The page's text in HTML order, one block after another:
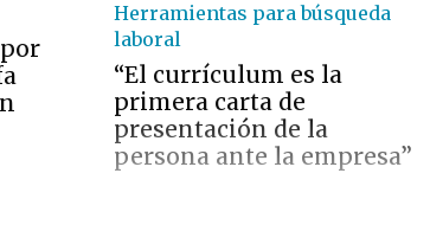
Herramientas para búsqueda
laboral
“El currículum es la
primera carta de
presentación de la
persona ante la empresa”